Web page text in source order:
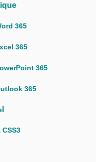
365
365
365
365
CSS3